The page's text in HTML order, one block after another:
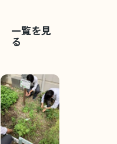
一覧を見
る